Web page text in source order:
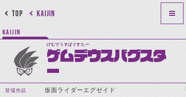
KAIJIN
TOP
KAIJIN
げむでうすばぐすたー
ゲムデウスバグスタ
ー
登場作品 仮面ライダーエグゼイド